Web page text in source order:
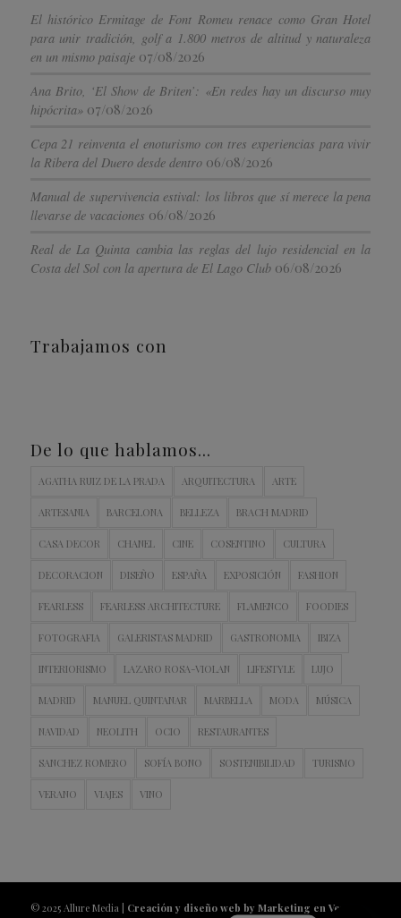
El histórico Ermitage de Font Romeu renace como Gran Hotel
para unir tradición, golf a 1.800 metros de altitud y naturaleza
en un mismo paisaje 07/08/2026
Ana Brito, ‘El Show de Briten’: «En redes hay un discurso muy
hipócrita» 07/08/2026
Cepa 21 reinventa el enoturismo con tres experiencias para vivir
la Ribera del Duero desde dentro 06/08/2026
Manual de supervivencia estival: los libros que sí merece la pena
llevarse de vacaciones 06/08/2026
Real de La Quinta cambia las reglas del lujo residencial en la
Costa del Sol con la apertura de El Lago Club 06/08/2026
Trabajamos con
De lo que hablamos…
AGATHA RUIZ DE LA PRADA ARQUITECTURA ARTE
ARTESANIA BARCELONA BELLEZA BRACH MADRID
CASA DECOR CHANEL CINE COSENTINO CULTURA
DECORACION DISEÑO ESPAÑA EXPOSICIÓN FASHION
FEARLESS FEARLESS ARCHITECTURE FLAMENCO FOODIES
FOTOGRAFIA GALERISTAS MADRID GASTRONOMIA IBIZA
INTERIORISMO LAZARO ROSA-VIOLAN LIFESTYLE LUJO
MADRID MANUEL QUINTANAR MARBELLA MODA MÚSICA
NAVIDAD NEOLITH OCIO RESTAURANTES
SANCHEZ ROMERO SOFÍA BONO SOSTENIBILIDAD TURISMO
VERANO VIAJES VINO
© 2025 Allure Media | Creación y diseño web by Marketing en Vena